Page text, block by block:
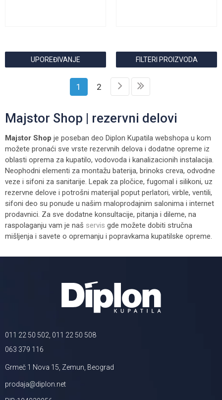
UPOREĐIVANJE FILTERI PROIZVODA
1 2
Majstor Shop | rezervni delovi
Majstor Shop je poseban deo Diplon Kupatila webshopa u kom
možete pronaći sve vrste rezervnih delova i dodatne opreme iz
oblasti oprema za kupatilo, vodovoda i kanalizacionih instalacija.
Neophodni elementi za montažu baterija, brinoks creva, odvodne
veze i sifoni za sanitarije. Lepak za pločice, fugomal i silikoni, uz
rezervne delove i potrošni materijal poput perlatori, virble, ventili,
sifoni deo su ponude u našim maloprodajnim salonima i internet
prodavnici. Za sve dodatne konsultacije, pitanja i dileme, na
raspolaganju vam je naš servis gde možete dobiti stručna
mišljenja i savete o opremanju i popravkama kupatilske opreme.
011 22 50 502, 011 22 50 508
063 379 116
Grmeč 1 Nova 15, Zemun, Beograd
prodaja@diplon.net